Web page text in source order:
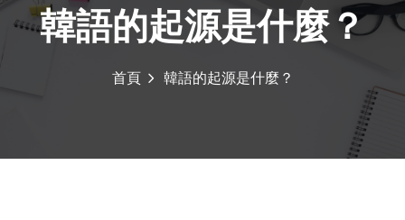
韓語的起源是什麼？
首頁 韓語的起源是什麼？